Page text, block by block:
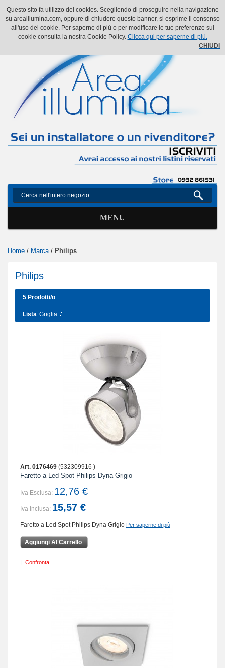
Il mio account Il mio carrello Vai alla Cassa Accedi
MENU
Home / Marca / Philips
Philips
5 Prodotti/o
Lista Griglia
Art. 0176469 (532309916 )
Faretto a Led Spot Philips Dyna Grigio
Iva Esclusa: 12,76 €
Iva Inclusa: 15,57 €
Faretto a Led Spot Philips Dyna Grigio Per saperne di più
Aggiungi Al Carrello
| Confronta
Questo sito fa utilizzo dei cookies. Scegliendo di proseguire nella navigazione
su areaillumina.com, oppure di chiudere questo banner, si esprime il consenso
all'uso dei cookie. Per saperne di più o per modificare le tue preferenze sui
cookie consulta la nostra Cookie Policy. Clicca qui per saperne di più.
CHIUDI